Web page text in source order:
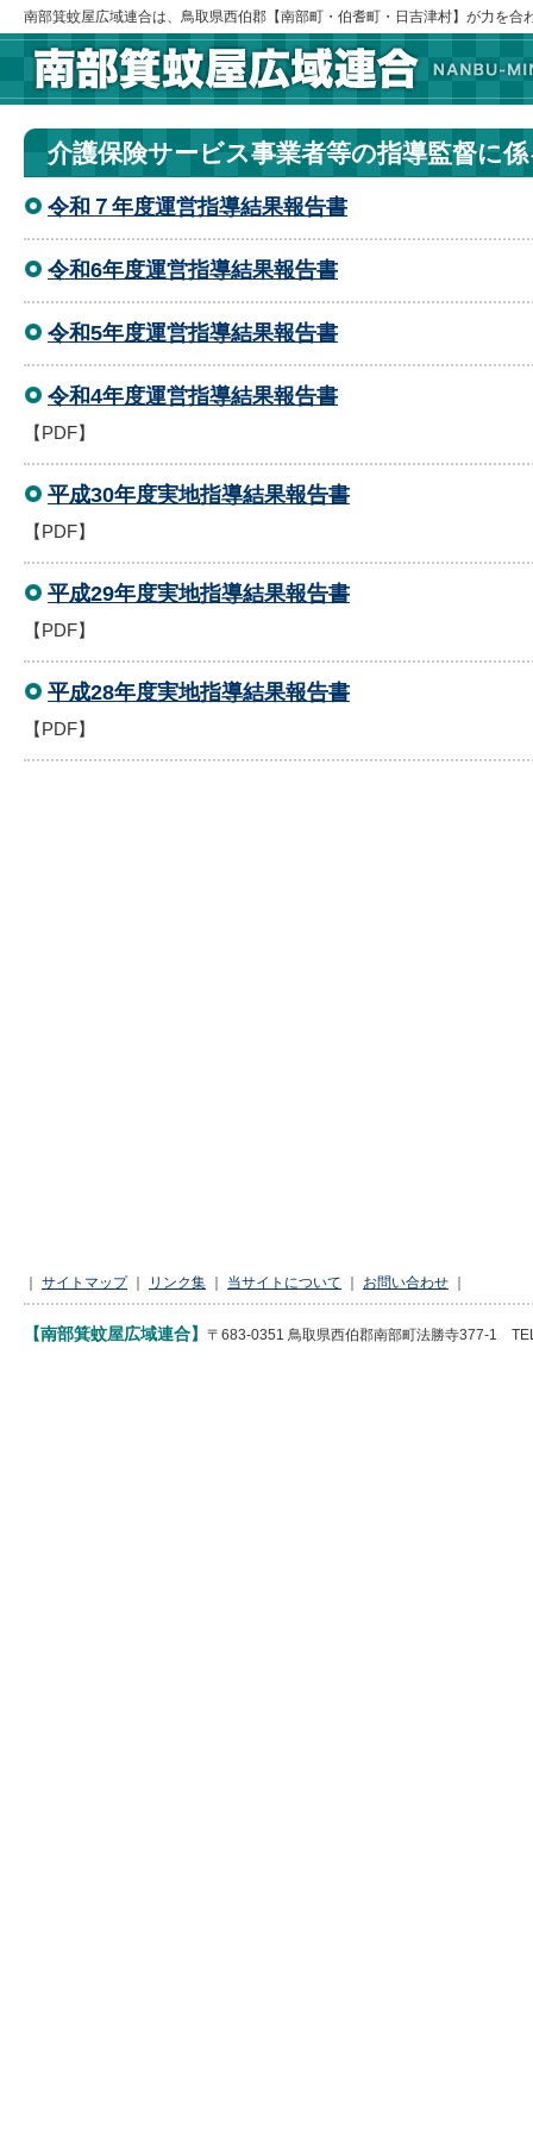
南部箕蚊屋広域連合は、鳥取県西伯郡【南部町・伯耆町・日吉津村】が力を合
介護保険サービス事業者等の指導監督に
令和７年度運営指導結果報告書
令和6年度運営指導結果報告書
令和5年度運営指導結果報告書
令和4年度運営指導結果報告書
【PDF】
平成30年度実地指導結果報告書
【PDF】
平成29年度実地指導結果報告書
【PDF】
平成28年度実地指導結果報告書
【PDF】
サイトマップ｜ リンク集 当サイトについて お問い合わせ
【南部箕蚊屋広域連合】 〒683-0351 鳥取県西伯郡南部町法勝寺377-1